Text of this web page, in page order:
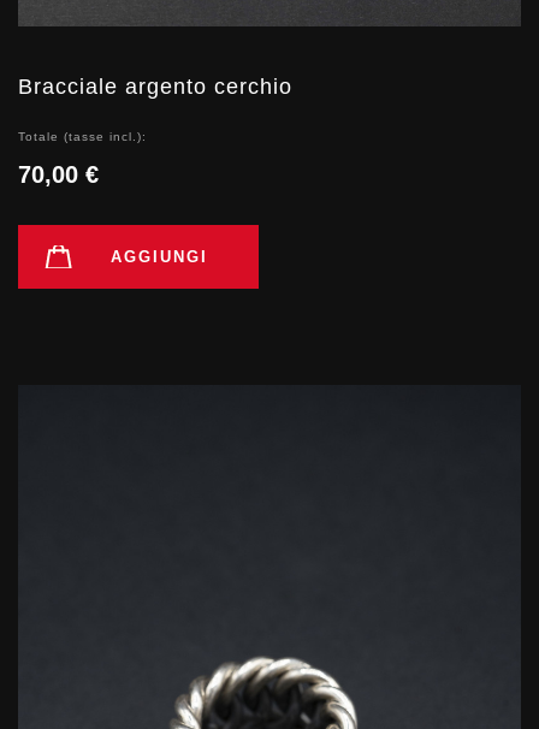
Bracciale argento cerchio
Totale (tasse incl.):
70,00 €
AGGIUNGI